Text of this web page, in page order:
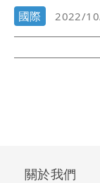
人前，他是正義
然而在人後，他
妓，以滿足他最
生，終於在他被
國際 2022/
關於我們